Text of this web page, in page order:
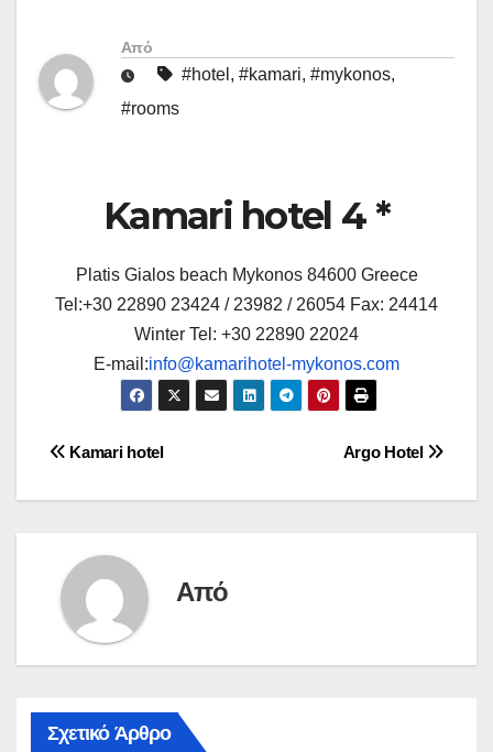
Από
#hotel , #kamari, #mykonos,
#rooms
Kamari hotel 4 *
Platis Gialos beach Mykonos 84600 Greece
Tel:+30 22890 23424 / 23982 / 26054 Fax: 24414
Winter Tel: +30 22890 22024
E-mail:info@kamarihotel-mykonos.com
Πλοήγηση
άρθρων
Argo Hotel
Kamari hotel
Από
Σχετικό Άρθρο